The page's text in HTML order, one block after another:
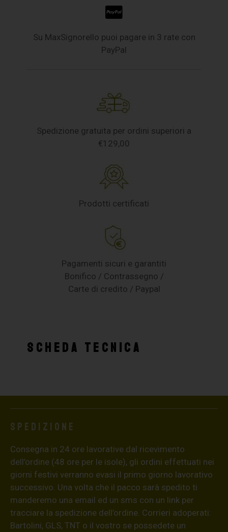
Su MaxSignorello puoi pagare in 3 rate con
PayPal
Spedizione gratuita per ordini superiori a
€129,00
Prodotti certificati
Pagamenti sicuri e garantiti
Bonifico / Contrassegno /
Carte di credito / Paypal
SCHEDA TECNICA
Spedizione
Consegna in 24 ore lavorative dal ricevimento
dell’ordine (48 ore per le isole), gli ordini effettuati nei
giorni festivi verranno evasi il primo giorno lavorativo
successivo. Una volta che il pacco sarà spedito ti
manderemo una email ed un sms con un link per
tracciare la spedizione dell’ordine. Corrieri adoperati:
Bartolini, GLS, TNT o il vostro se possedete un